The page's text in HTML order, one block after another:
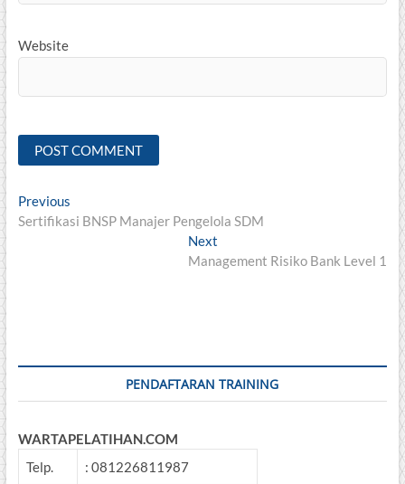
Website
Post
navigation
PreviousPrevious
post:
Sertifikasi BNSP Manajer Pengelola SDM
Next
post:
Management Risiko Bank Level 1
PENDAFTARAN TRAINING
WARTAPELATIHAN.COM
Telp.
: 081226811987